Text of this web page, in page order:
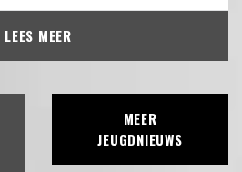
LEES MEER
MEER
JEUGDNIEUWS